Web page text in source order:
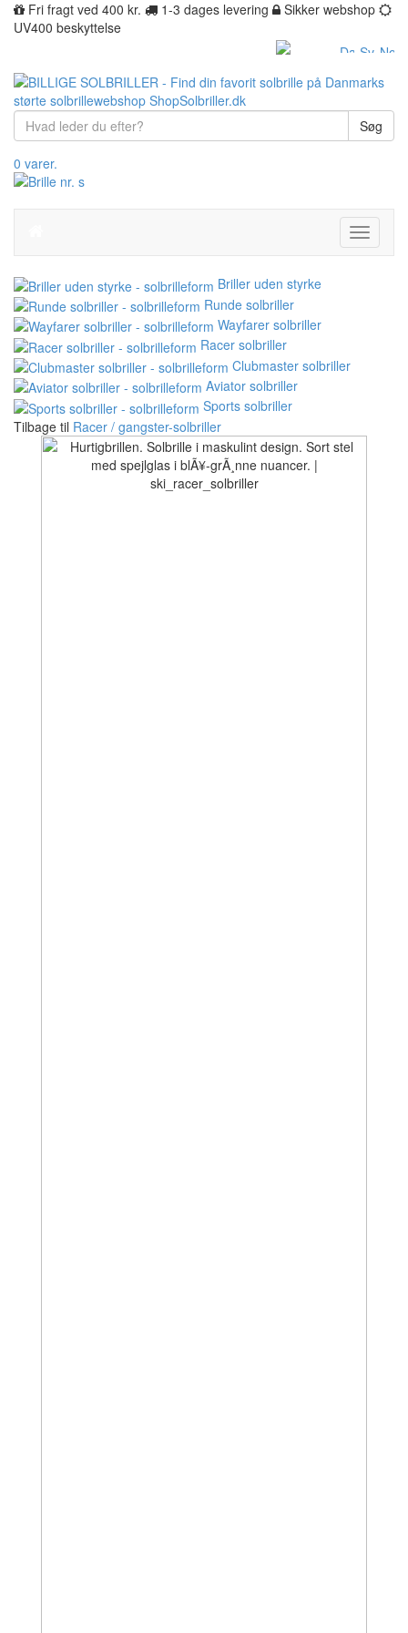
Fri fragt ved 400 kr. 1-3 dages levering
Sikker webshop
UV400 beskyttelse
Søg
0 varer.
Toggle
Briller uden styrke
Runde solbriller
Wayfarer solbriller
Racer solbriller
Clubmaster solbriller
Aviator solbriller
Sports solbriller
Tilbage til Racer / gangster-solbriller